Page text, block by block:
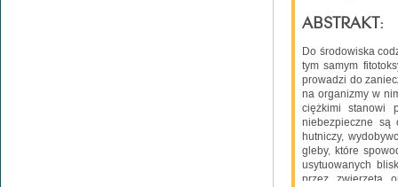
ABSTRAKT:
Do środowiska
tym samym
prowadzi do
na organizmy w
ciężkimi stanowi
niebezpieczne są
hutniczy,
gleby, które
usytuowanych
przez zwierzęta